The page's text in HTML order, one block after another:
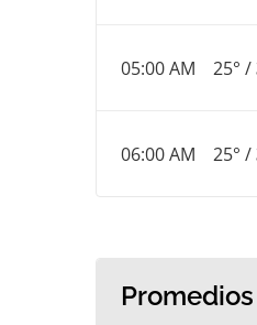
05:00 AM 25° /
06:00 AM 25° /